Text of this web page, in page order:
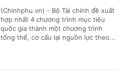
(Chinhphu.vn) - Bộ Tài chính đề xuất
hợp nhất 4 chương trình mục tiêu
quốc gia thành một chương trình
tổng thể, cơ cấu lại nguồn lực theo...